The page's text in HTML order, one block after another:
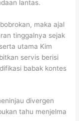
lantas.
maka ajal
tinggalnya sejak
utama Kim
servis berisi
babak kontes
divergen
tahu menjelma